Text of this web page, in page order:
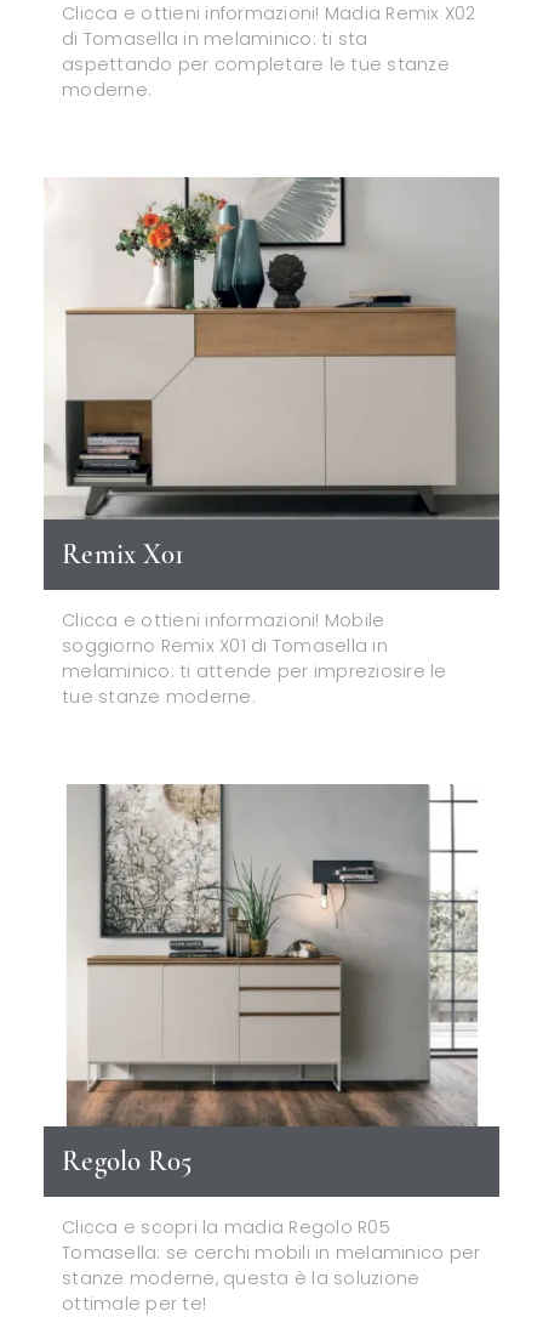
Clicca e ottieni informazioni! Madia Remix X02
di Tomasella in melaminico: ti sta
aspettando per completare le tue stanze
moderne.
Remix X01
Clicca e ottieni informazioni! Mobile
soggiorno Remix X01 di Tomasella in
melaminico: ti attende per impreziosire le
tue stanze moderne.
Regolo R05
Clicca e scopri la madia Regolo R05
Tomasella: se cerchi mobili in melaminico per
stanze moderne, questa è la soluzione
ottimale per te!